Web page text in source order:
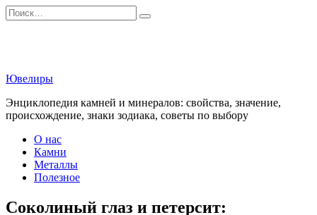
Перейти
к
Search
for:
Ювелиры
Энциклопедия камней и минералов: свойства, значение,
происхождение, знаки зодиака, советы по выбору
О нас
Камни
Металлы
Полезное
Соколиный глаз и петерсит: